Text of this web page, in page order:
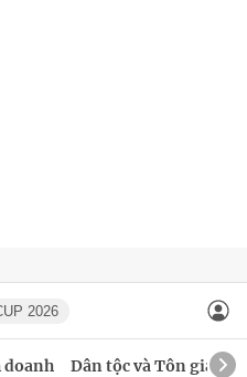
2026
doanh Dân tộc và Tôn giáo